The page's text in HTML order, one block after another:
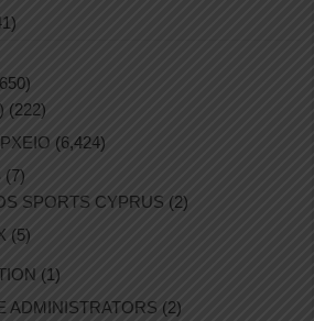
(222)
(6,424)
(7)
SPORTS CYPRUS (2)
(5)
(1)
ADMINISTRATORS (2)